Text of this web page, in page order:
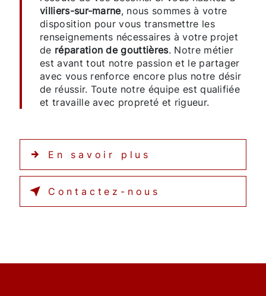
villiers-sur-marne, nous sommes à votre
disposition pour vous transmettre les
renseignements nécessaires à votre projet
de réparation de gouttières. Notre métier
est avant tout notre passion et le partager
avec vous renforce encore plus notre désir
de réussir. Toute notre équipe est qualifiée
et travaille avec propreté et rigueur.
En savoir plus
Contactez-nous